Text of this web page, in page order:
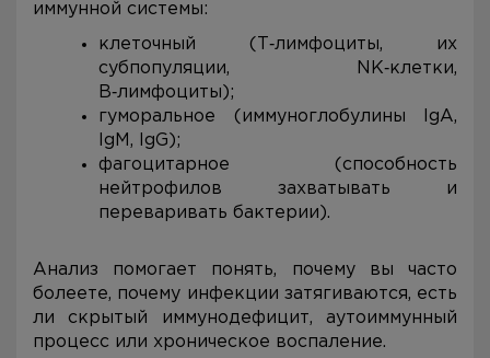
иммунной системы:
клеточный (Т‑лимфоциты, их
субпопуляции, NK‑клетки,
В‑лимфоциты);
гуморальное (иммуноглобулины IgA,
IgM, IgG);
фагоцитарное (способность
нейтрофилов захватывать и
переваривать бактерии).
Анализ помогает понять, почему вы часто
болеете, почему инфекции затягиваются, есть
ли скрытый иммунодефицит, аутоиммунный
процесс или хроническое воспаление.